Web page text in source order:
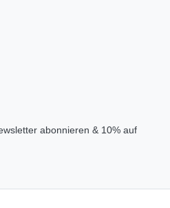
abonnieren & 10% auf